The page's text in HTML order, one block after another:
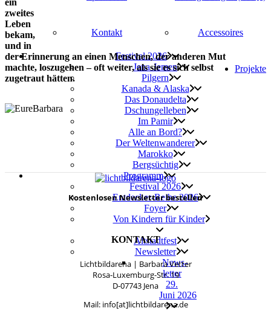
Acces­soires
Kon­takt
Pro­jek­te
Fes­ti­val 2026
Jena-Jemen
Pil­gern
Kana­da & Alaska
Das Donau­del­ta
Dschun­gel­le­ben
Im Pamir
Alle an Bord?
Der Wel­ten­wan­de­rer
Marok­ko
Berg­süch­tig
Pro­gramm
Fes­ti­val 2026
Entdecker-Reihe 2026
Foy­er
Von Kin­dern für Kinder
Alt­stadt­fest
News­let­ter
News­
let­ter
29.
Juni 2026
ein
zwei­tes
Leben
bekam,
und in
der Erin­ne­rung an einen Men­schen, der ande­ren Mut
mach­te, los­zu­ge­hen – oft wei­ter, als sie es sich selbst
zuge­traut hätten.
Kos­ten­lo­sen News­let­ter bestellen
KONTAKT
Licht­bilda­re­na | Bar­ba­ra Vetter
Rosa-Luxemburg-Str. 19
D‑07743 Jena
Mail: info[at]lichtbildarena.de